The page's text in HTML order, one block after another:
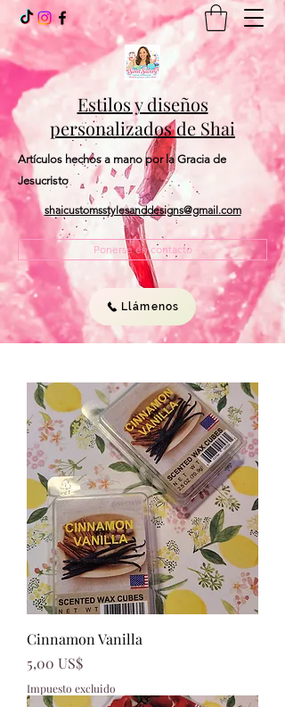
Estilos y diseños
personalizados de Shai
Artículos hechos a mano por la Gracia de
Jesucristo
shaicustomsstylesanddesigns@gmail.com
Ponerse en contacto
Llámenos
Cinnamon Vanilla
Precio
5,00 US$
Impuesto excluido